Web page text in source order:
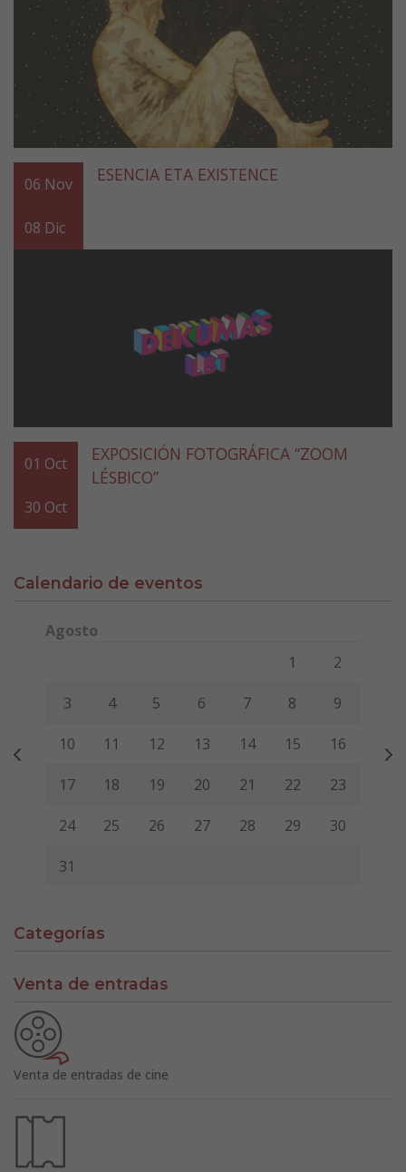
06 Nov
08 Dic
ESENCIA ETA EXISTENCE
01 Oct
30 Oct
EXPOSICIÓN FOTOGRÁFICA “ZOOM
LÉSBICO”
Calendario de eventos
Agosto
Viernes Sábado
1 2
3 4 5 6 7 8 9
10 11 12 13 14 15 16
17 18 19 20 21 22 23
24 25 26 27 28 29 30
31
Categorías
Venta de entradas
Venta de entradas de cine